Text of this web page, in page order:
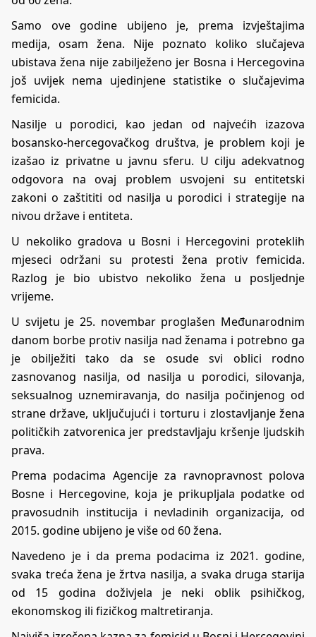
Samo ove godine ubijeno je, prema izvještajima
medija, osam žena. Nije poznato koliko slučajeva
ubistava žena nije zabilježeno jer Bosna i Hercegovina
još uvijek nema ujedinjene statistike o slučajevima
femicida.
Nasilje u porodici, kao jedan od najvećih izazova
bosansko-hercegovačkog društva, je problem koji je
izašao iz privatne u javnu sferu. U cilju adekvatnog
odgovora na ovaj problem usvojeni su entitetski
zakoni o zaštititi od nasilja u porodici i strategije na
nivou države i entiteta.
U nekoliko gradova u Bosni i Hercegovini proteklih
mjeseci održani su protesti žena protiv femicida.
Razlog je bio ubistvo nekoliko žena u posljednje
vrijeme.
U svijetu je 25. novembar proglašen Međunarodnim
danom borbe protiv nasilja nad ženama i potrebno ga
je obilježiti tako da se osude svi oblici rodno
zasnovanog nasilja, od nasilja u porodici, silovanja,
seksualnog uznemiravanja, do nasilja počinjenog od
strane države, uključujući i torturu i zlostavljanje žena
političkih zatvorenica jer predstavljaju kršenje ljudskih
prava.
Prema podacima Agencije za ravnopravnost polova
Bosne i Hercegovine, koja je prikupljala podatke od
pravosudnih institucija i nevladinih organizacija, od
2015. godine ubijeno je više od 60 žena.
Navedeno je i da prema podacima iz 2021. godine,
svaka treća žena je žrtva nasilja, a svaka druga starija
od 15 godina doživjela je neki oblik psihičkog,
ekonomskog ili fizičkog maltretiranja.